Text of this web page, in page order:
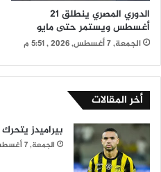
الدوري المصري ينطلق 21
أغسطس ويستمر حتى مايو
الجمعة, 7 أغسطس, 2026 , 5:51 م
أخر المقالات
بيراميدز
الجمعة, 7 أغسطس, 2026 , 10:20 م